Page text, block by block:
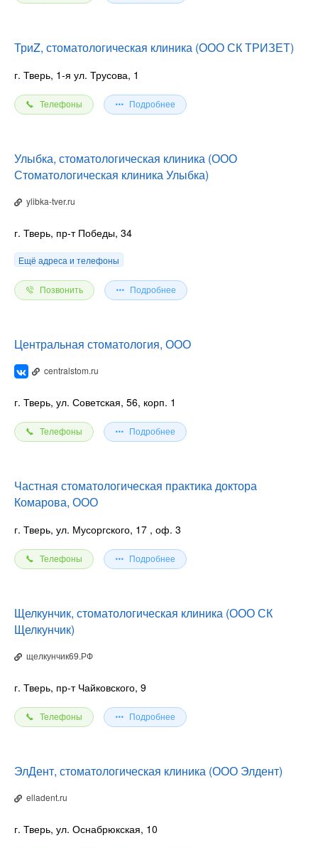
ТриZ, стоматологическая клиника (ООО СК ТРИЗЕТ)
г. Тверь, 1-я ул. Трусова, 1
Телефоны Подробнее
Улыбка, стоматологическая клиника (ООО
Стоматологическая клиника Улыбка)
ylibka-tver.ru
г. Тверь, пр-т Победы, 34
Ещё адреса и телефоны
Позвонить Подробнее
Центральная стоматология, ООО
centralstom.ru
г. Тверь, ул. Советская, 56, корп. 1
Телефоны Подробнее
Частная стоматологическая практика доктора
Комарова, ООО
г. Тверь, ул. Мусоргского, 17 , оф. 3
Телефоны Подробнее
Щелкунчик, стоматологическая клиника (ООО СК
Щелкунчик)
щелкунчик69.РФ
г. Тверь, пр-т Чайковского, 9
Телефоны Подробнее
ЭлДент, стоматологическая клиника (ООО Элдент)
elladent.ru
г. Тверь, ул. Оснабрюкская, 10